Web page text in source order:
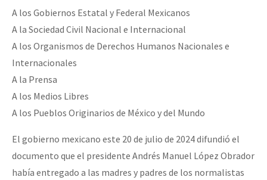
A los Gobiernos Estatal y Federal Mexicanos
A la Sociedad Civil Nacional e Internacional
A los Organismos de Derechos Humanos Nacionales e
Internacionales
A la Prensa
A los Medios Libres
A los Pueblos Originarios de México y del Mundo
El gobierno mexicano este 20 de julio de 2024 difundió el
documento que el presidente Andrés Manuel López Obrador
había entregado a las madres y padres de los normalistas